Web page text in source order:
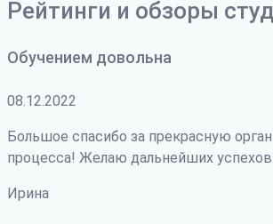
Рейтинги и обзоры
Обучением довольна
08.12.2022
Большое спасибо за прекрасную
процесса! Желаю дальнейших
Ирина